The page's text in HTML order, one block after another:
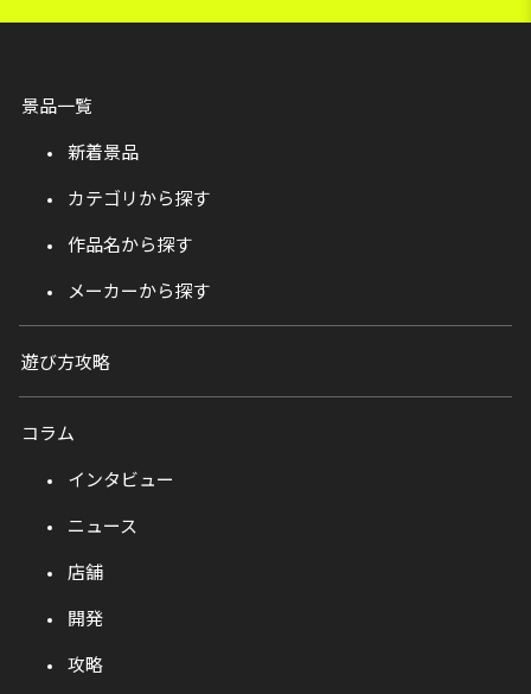
景品一覧
新着景品
カテゴリから探す
作品名から探す
メーカーから探す
遊び方攻略
コラム
インタビュー
ニュース
店舗
開発
攻略